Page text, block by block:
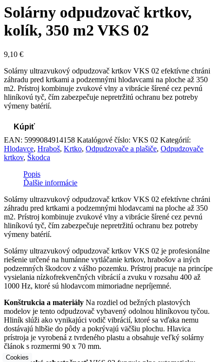
Solárny odpudzovač krtkov,
kolík, 350 m2 VKS 02
9,10 €
Solárny ultrazvukový odpudzovač krtkov VKS 02 efektívne chráni
záhradu pred krtkami a podzemnými hlodavcami na ploche až 350
m2. Prístroj kombinuje zvukové vlny a vibrácie šírené cez pevnú
hliníkovú tyč, čím zabezpečuje nepretržitú ochranu bez potreby
výmeny batérií.
Kúpiť
EAN: 5999084914158 Katalógové číslo: VKS 02 Kategórií:
Hlodavce, Hraboš, Krtko, Odpudzovače a plašiče, Odpudzovače
krtkov, Škodca
Popis
Ďalšie informácie
Solárny ultrazvukový odpudzovač krtkov VKS 02 efektívne chráni
záhradu pred krtkami a podzemnými hlodavcami na ploche až 350
m2. Prístroj kombinuje zvukové vlny a vibrácie šírené cez pevnú
hliníkovú tyč, čím zabezpečuje nepretržitú ochranu bez potreby
výmeny batérií.
Solárny ultrazvukový odpudzovač krtkov VKS 02 je profesionálne
riešenie určené na humánne vytláčanie krtkov, hrabošov a iných
podzemných škodcov z vášho pozemku. Prístroj pracuje na princípe
vysielania nízkofrekvenčných vibrácií a zvuku v rozsahu 400 až
1000 Hz, ktoré sú hlodavcom mimoriadne nepríjemné.
Konštrukcia a materiály Na rozdiel od bežných plastových
modelov je tento odpudzovač vybavený odolnou hliníkovou tyčou.
Hliník slúži ako vynikajúci vodič vibrácií, ktoré sa vďaka nemu
dostávajú hlbšie do pôdy a pokrývajú väčšiu plochu. Hlavica
prístroja je vyrobená z tvrdeného plastu a obsahuje veľký solárny
článok s rozmermi 90 x 70 mm.
Cookies